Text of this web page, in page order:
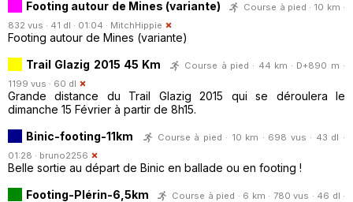
Footing autour de Mines (variante)
Course à pied · 10 km ·
832 vus · 41 dl · 01:04 · MitchHippie
Footing autour de Mines (variante)
Trail Glazig 2015 45 Km
Course à pied · 44 km · D+890 m ·
1199 vus · 60 dl
Grande distance du Trail Glazig 2015 qui se déroulera le
dimanche 15 Février à partir de 8h15.
Binic-footing-11km
Course à pied · 10 km · 698 vus · 43 dl ·
01:28 · bruno2256
Belle sortie au départ de Binic en ballade ou en footing !
Footing-Plérin-6,5km
Course à pied · 6 km · 780 vus · 46 dl ·